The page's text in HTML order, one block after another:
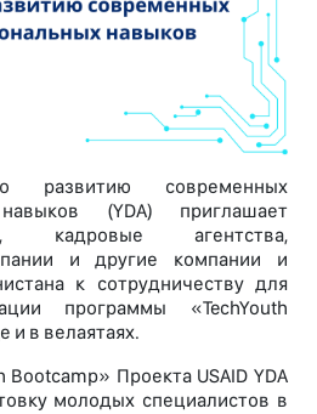
развитию современных
(YDA) приглашает
кадровые агентства,
и другие компании и
к сотрудничеству для
программы «TechYouth
и в велаятаях.
Bootcamp» Проекта USAID YDA
молодых специалистов в